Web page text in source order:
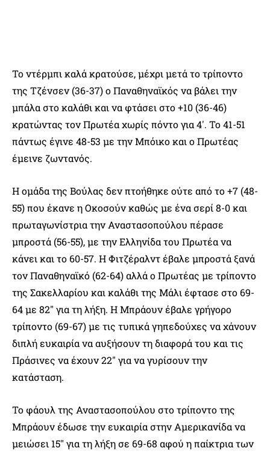
Το ντέρμπι καλά κρατούσε, μέχρι μετά το τρίποντο
της Τζένσεν (36-37) ο Παναθηναϊκός να βάλει την
μπάλα στο καλάθι και να φτάσει στο +10 (36-46)
κρατώντας τον Πρωτέα χωρίς πόντο για 4′. Το 41-51
πάντως έγινε 48-53 με την Μπόικο και ο Πρωτέας
έμεινε ζωντανός.
Η ομάδα της Βούλας δεν πτοήθηκε ούτε από το +7 (48-
55) που έκανε η Οκοσούν καθώς με ένα σερί 8-0 και
πρωταγωνίστρια την Αναστασοπούλου πέρασε
μπροστά (56-55), με την Ελληνίδα του Πρωτέα να
κάνει και το 60-57. Η Φιτζέραλντ έβαλε μπροστά ξανά
τον Παναθηναϊκό (62-64) αλλά ο Πρωτέας με τρίποντο
της Σακελλαρίου και καλάθι της Μάλι έφτασε στο 69-
64 με 82″ για τη λήξη. Η Μπράουν έβαλε γρήγορο
τρίποντο (69-67) με τις τυπικά γηπεδούχες να χάνουν
διπλή ευκαιρία να αυξήσουν τη διαφορά του και τις
Πράσινες να έχουν 22″ για να γυρίσουν την
κατάσταση.
Το φάουλ της Αναστασοπούλου στο τρίποντο της
Μπράουν έδωσε την ευκαιρία στην Αμερικανίδα να
μειώσει 15″ για τη λήξη σε 69-68 αφού η παίκτρια των